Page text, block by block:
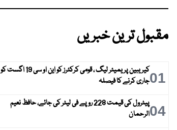
مقبول ترین خبریں
01
کیریبین پریمیئر لیگ ، قومی کرکٹرز کو این او سی 19 اگست کو
جاری کرنے کا فیصلہ
04
پیٹرول کی قیمت 228 روپے فی لیٹر کی جائے، حافظ نعیم
الرحمان